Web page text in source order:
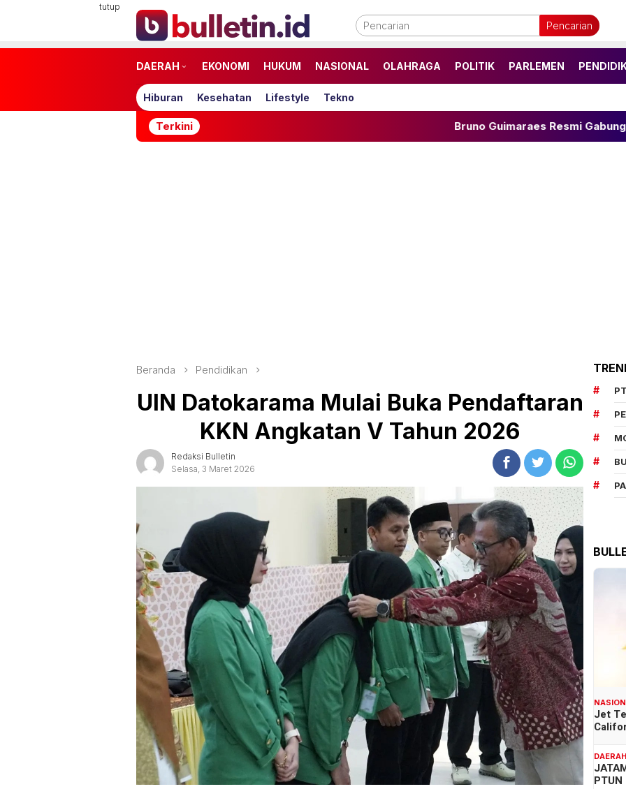
tutup
Pencarian
DAERAH EKONOMI HUKUM NASIONAL OLAHRAGA POLITIK PARLEMEN
Hiburan Kesehatan Lifestyle Tekno
Terkini Bruno Guimaraes Resmi Gabung Arsenal
Beranda Pendidikan
UIN Datokarama Mulai Buka Pendaftaran
KKN Angkatan V Tahun 2026
Redaksi Bulletin
Selasa, 3 Maret 2026
Jet